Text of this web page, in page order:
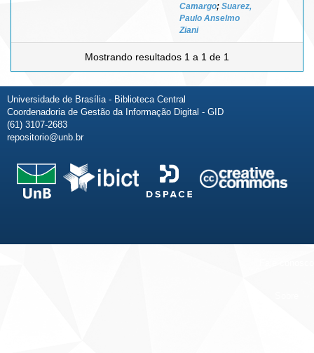
Camargo; Suarez,
Paulo Anselmo
Ziani
Mostrando resultados 1 a 1 de 1
Universidade de Brasília - Biblioteca Central
Coordenadoria de Gestão da Informação Digital - GID
(61) 3107-2683
repositorio@unb.br